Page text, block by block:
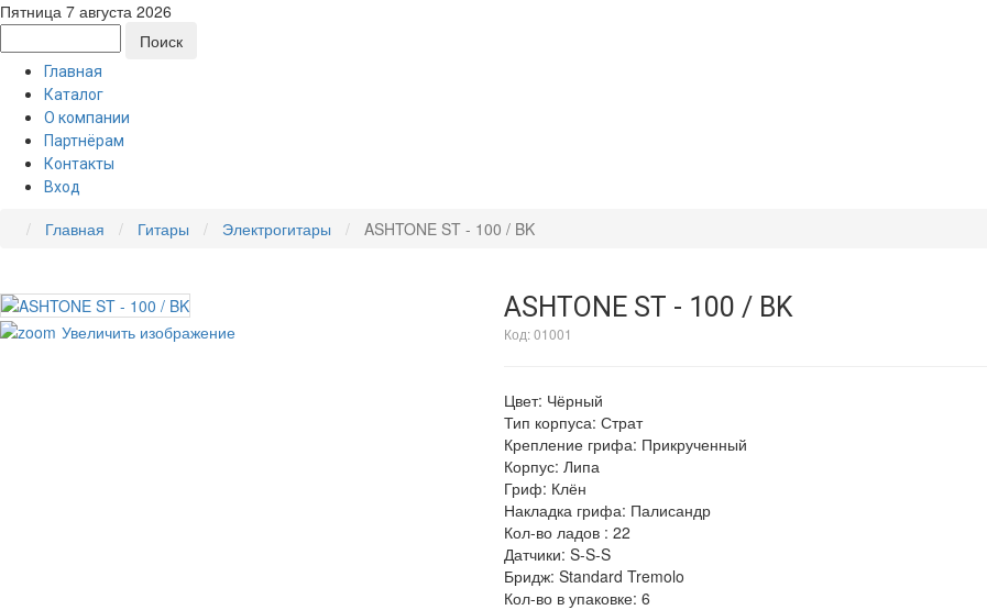
Пятница 7 августа 2026
Главная
Каталог
О компании
Партнёрам
Контакты
Вход
Главная Гитары Электрогитары ASHTONE ST - 100 / BK
Увеличить изображение
ASHTONE ST - 100 / BK
Код:01001
Цвет: Чёрный
Тип корпуса: Страт
Крепление грифа: Прикрученный
Корпус: Липа
Гриф: Клён
Накладка грифа: Палисандр
Кол-во ладов : 22
Датчики: S-S-S
Бридж: Standard Tremolo
Кол-во в упаковке: 6